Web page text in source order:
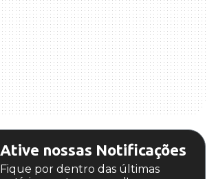
Ative nossas Notificações
Fique por dentro das últimas